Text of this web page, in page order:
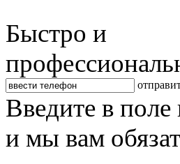
Быстро и
Введите в
и мы вам